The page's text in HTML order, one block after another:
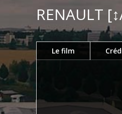
RENAULT
Le film